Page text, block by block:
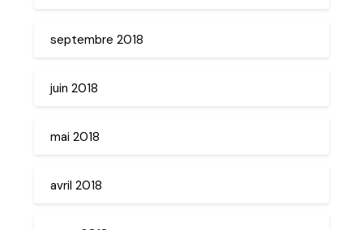
septembre 2018
juin 2018
mai 2018
avril 2018